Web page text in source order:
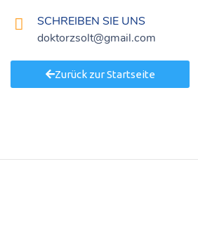
SCHREIBEN SIE UNS
doktorzsolt@gmail.com
Zurück zur Startseite